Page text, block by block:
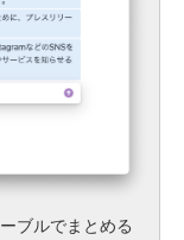
ブルでまとめる